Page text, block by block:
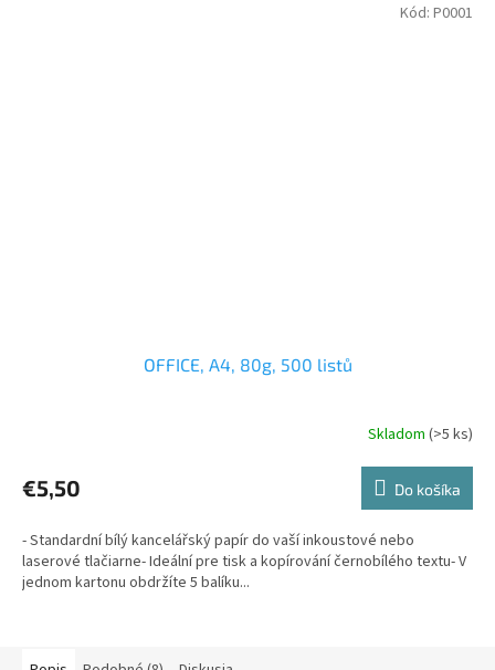
OFFICE, A4, 80g, 500 listů
Skladom (>5 ks)
€5,50 Do košíka
- Standardní bílý kancelářský papír do vaší inkoustové nebo
laserové tlačiarne- Ideální pre tisk a kopírování černobílého textu- V
jednom kartonu obdržíte 5 balíku...
Kód: P0001